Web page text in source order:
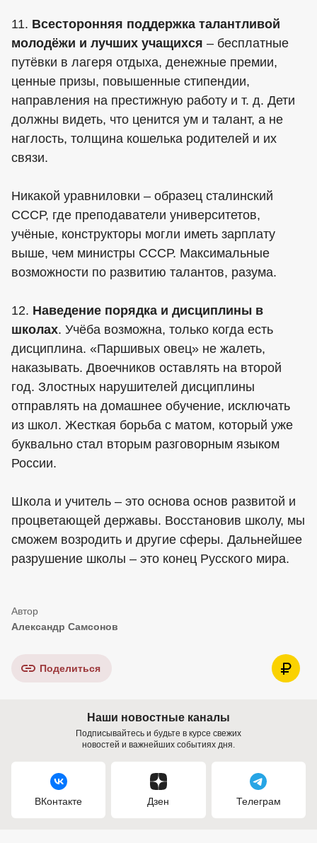
11. Всесторонняя поддержка талантливой
молодёжи и лучших учащихся – бесплатные
путёвки в лагеря отдыха, денежные премии,
ценные призы, повышенные стипендии,
направления на престижную работу и т. д. Дети
должны видеть, что ценится ум и талант, а не
наглость, толщина кошелька родителей и их
связи.
Никакой уравниловки – образец сталинский
СССР, где преподаватели университетов,
учёные, конструкторы могли иметь зарплату
выше, чем министры СССР. Максимальные
возможности по развитию талантов, разума.
12. Наведение порядка и дисциплины в
школах. Учёба возможна, только когда есть
дисциплина. «Паршивых овец» не жалеть,
наказывать. Двоечников оставлять на второй
год. Злостных нарушителей дисциплины
отправлять на домашнее обучение, исключать
из школ. Жесткая борьба с матом, который уже
буквально стал вторым разговорным языком
России.
Школа и учитель – это основа основ развитой и
процветающей державы. Восстановив школу, мы
сможем возродить и другие сферы. Дальнейшее
разрушение школы – это конец Русского мира.
Александр Самсонов
Поделиться
Наши новостные каналы
Подписывайтесь и будьте в курсе свежих
новостей и важнейших событиях дня.
ВКонтакте Дзен Телеграм